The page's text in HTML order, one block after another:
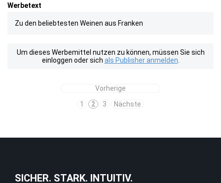
Werbetext
Zu den beliebtesten Weinen aus Franken
Um dieses Werbemittel nutzen zu können, müssen Sie sich
einloggen oder sich als Publisher anmelden
Vorherige
1
2 3 Nächste
SICHER. STARK. INTUITIV.